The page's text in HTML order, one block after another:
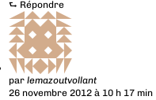
⮑ Répondre
parlemazoutvollant
26 novembre 2012 à 10 h 17 min